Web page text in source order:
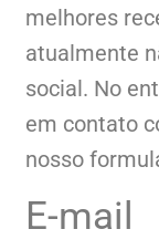
melhores
atualmente
social. No
em contato
nosso
E-mail